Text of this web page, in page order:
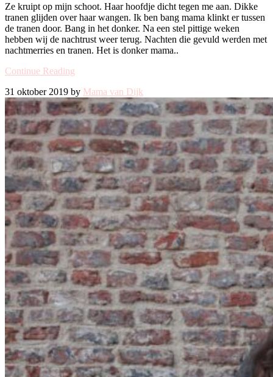
Ze kruipt op mijn schoot. Haar hoofdje dicht tegen me aan. Dikke
tranen glijden over haar wangen. Ik ben bang mama klinkt er tussen
de tranen door. Bang in het donker. Na een stel pittige weken
hebben wij de nachtrust weer terug. Nachten die gevuld werden met
nachtmerries en tranen. Het is donker mama..
Continue Reading
31 oktober 2019 by Mama van Dijk